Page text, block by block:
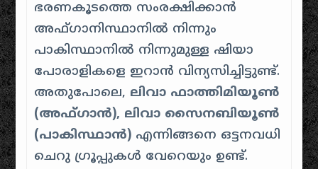
ഭരണകൂടത്തെ സംരക്ഷിക്കാൻ
അഫ്ഗാനിസ്ഥാനിൽ നിന്നും
പാകിസ്ഥാനിൽ നിന്നുമുള്ള ഷിയാ
പോരാളികളെ ഇറാൻ വിന്യസിച്ചിട്ടുണ്ട്.
അതുപോലെ, ലിവാ ഫാത്തിമിയൂൺ
(അഫ്ഗാൻ), ലിവാ സൈനബിയൂൺ
(പാകിസ്ഥാൻ) എന്നിങ്ങനെ ഒട്ടനവധി
ചെറു ഗ്രൂപ്പുകൾ വേറെയും ഉണ്ട്.